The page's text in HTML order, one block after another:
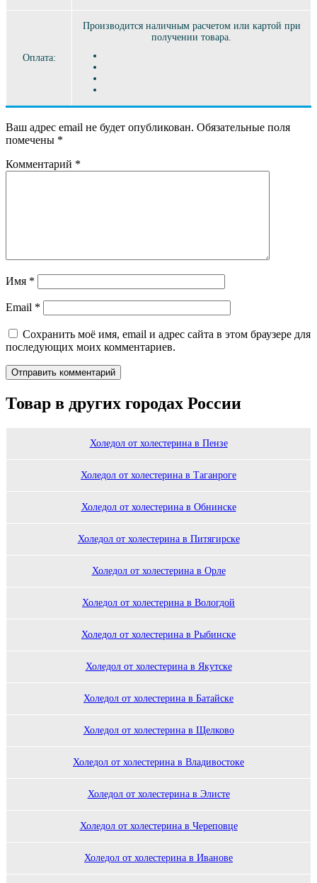
Оплата:
Производится наличным расчетом или картой при
получении товара.
Ваш адрес email не будет опубликован. Обязательные поля
помечены *
Комментарий *
Имя *
Email *
Сохранить моё имя, email и адрес сайта в этом браузере для
последующих моих комментариев.
Товар в других городах России
Холедол от холестерина в Пензе
Холедол от холестерина в Таганроге
Холедол от холестерина в Обнинске
Холедол от холестерина в Питягирске
Холедол от холестерина в Орле
Холедол от холестерина в Вологдой
Холедол от холестерина в Рыбинске
Холедол от холестерина в Якутске
Холедол от холестерина в Батайске
Холедол от холестерина в Щелково
Холедол от холестерина в Владивостоке
Холедол от холестерина в Элисте
Холедол от холестерина в Череповце
Холедол от холестерина в Иванове